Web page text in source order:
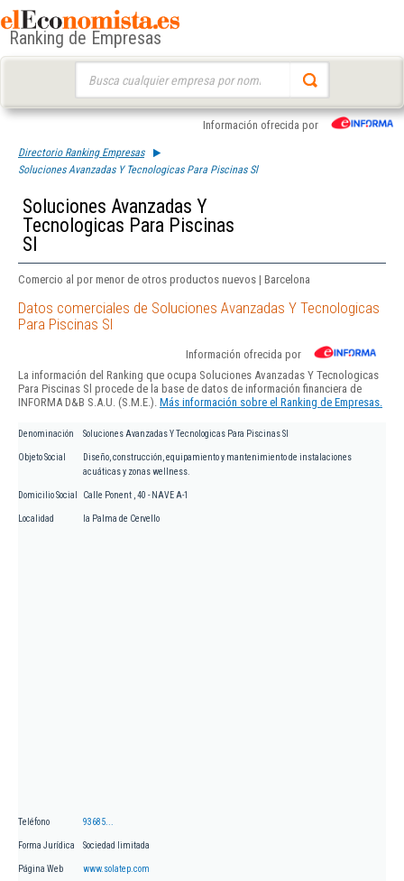
Ranking de Empresas
Información ofrecida por
Directorio Ranking Empresas
Soluciones Avanzadas Y Tecnologicas Para Piscinas Sl
Soluciones Avanzadas Y
Tecnologicas Para Piscinas
Sl
Comercio al por menor de otros productos nuevos | Barcelona
Datos comerciales de Soluciones Avanzadas Y Tecnologicas
Para Piscinas Sl
Información ofrecida por
La información del Ranking que ocupa Soluciones Avanzadas Y Tecnologicas
Para Piscinas Sl procede de la base de datos de información financiera de
INFORMA D&B S.A.U. (S.M.E.). Más información sobre el Ranking de Empresas.
Denominación Soluciones Avanzadas Y Tecnologicas Para Piscinas Sl
Objeto Social
Diseño, construcción, equipamiento y mantenimiento de instalaciones
acuáticas y zonas wellness.
Domicilio Social Calle Ponent , 40 - NAVE A-1
Localidad la Palma de Cervello
Teléfono 93685...
Forma Jurídica Sociedad limitada
Página Web www.solatep.com